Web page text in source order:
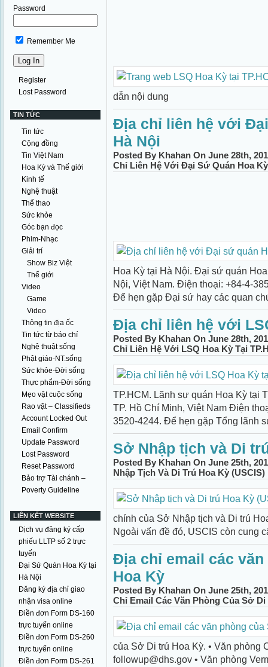
Password
Remember Me
Register
Lost Password
TIN TỨC
Tin tức
Cộng đồng
Tin Việt Nam
Hoa Kỳ và Thế giới
Kinh tế
Nghệ thuật
Thể thao
Sức khỏe
Góc bạn đọc
Phim-Nhạc
Giải trí
Show Biz Việt
Thế giới
Video
Game
Video
Thông tin địa ốc
Tin tức từ báo chí
Nghệ thuật sống
Phật giáo-NT.sống
Sức khỏe-Đời sống
Thực phẩm-Đời sống
Mẹo vặt cuộc sống
Rao vặt – Classifieds
Account Locked Out
Email Confirm
Update Password
Lost Password
Reset Password
Bảo trợ Tài chánh –
Poverty Guideline
LIÊN KẾT WEBSITE
Dịch vụ đăng ký cấp
phiếu LLTP số 2 trực
tuyến
Đại Sứ Quán Hoa Kỳ tại
Hà Nội
Đăng ký địa chỉ giao
nhận visa online
Điền đơn Form DS-160
trực tuyến online
Điền đơn Form DS-260
trực tuyến online
Điền đơn Form DS-261
dẫn nội dung
Địa chỉ liên hệ với
Hà Nội
Posted By Khahan On June 28th,
Chỉ Liên Hệ Với Đại Sứ Quán Hoa
Hoa Kỳ tại Hà Nội. Đại sứ quán
Nội, Việt Nam. Điện thoại: +84-4-
Để hẹn gặp Đại sứ hay các quan
Địa chỉ liên hệ với
Posted By Khahan On June 28th,
Chỉ Liên Hệ Với LSQ Hoa Kỳ Tại
TP.HCM. Lãnh sự quán Hoa Kỳ tại
TP. Hồ Chí Minh, Việt Nam Điện
3520-4244. Để hẹn gặp Tổng lãnh
Sở Nhập tịch và Di
Posted By Khahan On June 25th,
Nhập Tịch Và Di Trú Hoa Kỳ (USCIS)
chính của Sở Nhập tịch và Di trú
Ngoài vấn đề đó, USCIS còn cung
Địa chỉ email các
Hoa Kỳ
Posted By Khahan On June 25th,
Chỉ Email Các Văn Phòng Của Sở Di
của Sở Di trú Hoa Kỳ. • Văn phòng
followup@dhs.gov • Văn phòng